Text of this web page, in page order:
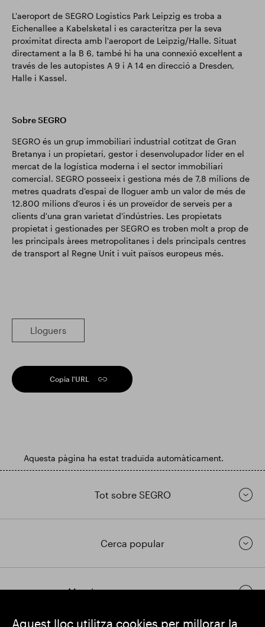
Aquest lloc utilitza cookies per millorar la
L'aeroport de SEGRO Logistics Park Leipzig es troba a
Eichenallee a Kabelsketal i es caracteritza per la seva
proximitat directa amb l'aeroport de Leipzig/Halle. Situat
directament a la B 6, també hi ha una connexió excel·lent a
través de les autopistes A 9 i A 14 en direcció a Dresden,
Halle i Kassel.
Sobre SEGRO
SEGRO és un grup immobiliari industrial cotitzat de Gran
Bretanya i un propietari, gestor i desenvolupador líder en el
mercat de la logística moderna i el sector immobiliari
comercial. SEGRO posseeix i gestiona més de 7,8 milions de
metres quadrats d'espai de lloguer amb un valor de més de
12.800 milions d'euros i és un proveïdor de serveis per a
clients d'una gran varietat d'indústries. Les propietats
propietat i gestionades per SEGRO es troben molt a prop de
les principals àrees metropolitanes i dels principals centres
de transport al Regne Unit i vuit països europeus més.
Lloguers
Copia l'URL
Aquesta pàgina ha estat traduïda automàticament.
Tot sobre SEGRO
Cerca popular
Mantingueu-vos en contacte